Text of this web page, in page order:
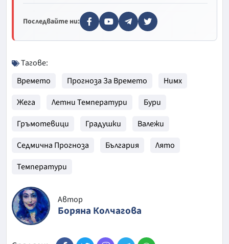
Последвайте ни:
Тагове:
Времето
Прогноза За Времето
Нимх
Жега
Летни Температури
Бури
Гръмотевици
Градушки
Валежи
Седмична Прогноза
България
Лято
Температури
Автор
Боряна Колчагова